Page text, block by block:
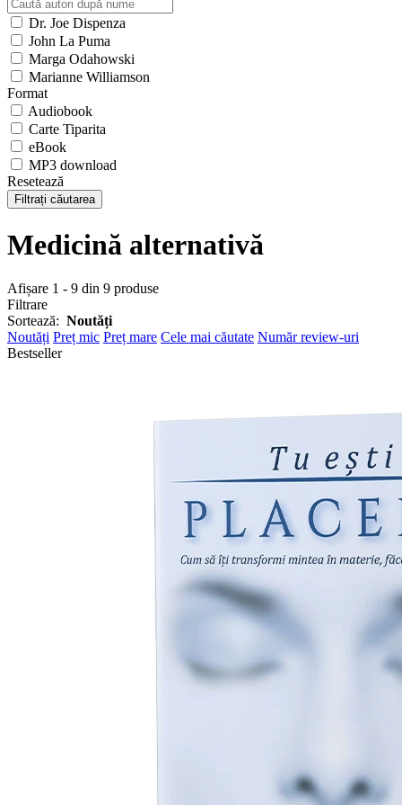
Dr. Joe Dispenza
John La Puma
Marga Odahowski
Marianne Williamson
Format
Audiobook
Carte Tiparita
eBook
MP3 download
Resetează
Filtrați căutarea
Medicină alternativă
Afișare 1 - 9 din 9 produse
Filtrare
Sortează: Noutăți
Noutăți Preț mic Preț mare Cele mai căutate Număr review-uri
Bestseller